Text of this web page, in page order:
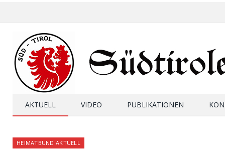
AKTUELL VIDEO PUBLIKATIONEN
HEIMATBUND AKTUELL